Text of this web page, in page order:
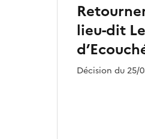
lieu-dit
Décision du 25/